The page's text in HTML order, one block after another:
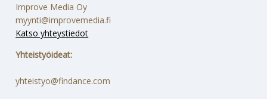
Improve Media Oy
myynti@improvemedia.fi
Katso yhteystiedot
Yhteistyöideat:
yhteistyo@findance.com